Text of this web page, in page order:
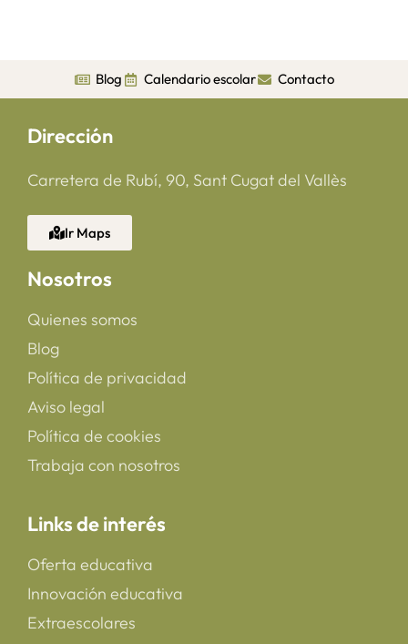
Blog Calendario escolar Contacto
Dirección
Carretera de Rubí, 90, Sant Cugat del Vallès
Ir Maps
Nosotros
Quienes somos
Blog
Política de privacidad
Aviso legal
Política de cookies
Trabaja con nosotros
Links de interés
Oferta educativa
Innovación educativa
Extraescolares